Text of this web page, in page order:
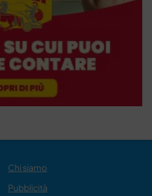
Chi siamo
Pubblicità